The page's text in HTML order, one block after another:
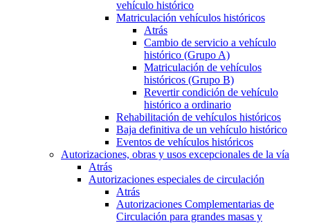
vehículo histórico
Matriculación vehículos históricos
Atrás
Cambio de servicio a vehículo
histórico (Grupo A)
Matriculación de vehículos
históricos (Grupo B)
Revertir condición de vehículo
histórico a ordinario
Rehabilitación de vehículos históricos
Baja definitiva de un vehículo histórico
Eventos de vehículos históricos
Autorizaciones, obras y usos excepcionales de la vía
Atrás
Autorizaciones especiales de circulación
Atrás
Autorizaciones Complementarias de
Circulación para grandes masas y